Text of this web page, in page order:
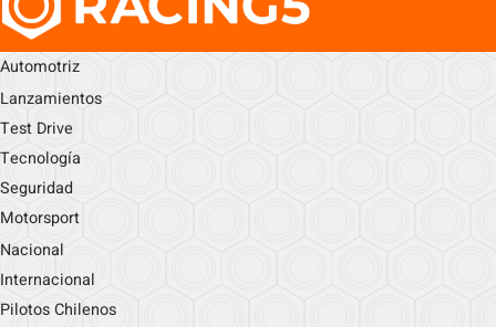
Automotriz
Lanzamientos
Test Drive
Tecnología
Seguridad
Motorsport
Nacional
Internacional
Pilotos Chilenos